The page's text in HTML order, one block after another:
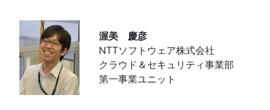
渥美 慶彦
NTTソフトウェア株式会社
クラウド＆セキュリティ事業部
第一事業ユニット